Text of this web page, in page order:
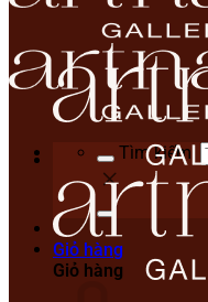
Tìm kiếm:
Giỏ hàng
Giỏ hàng